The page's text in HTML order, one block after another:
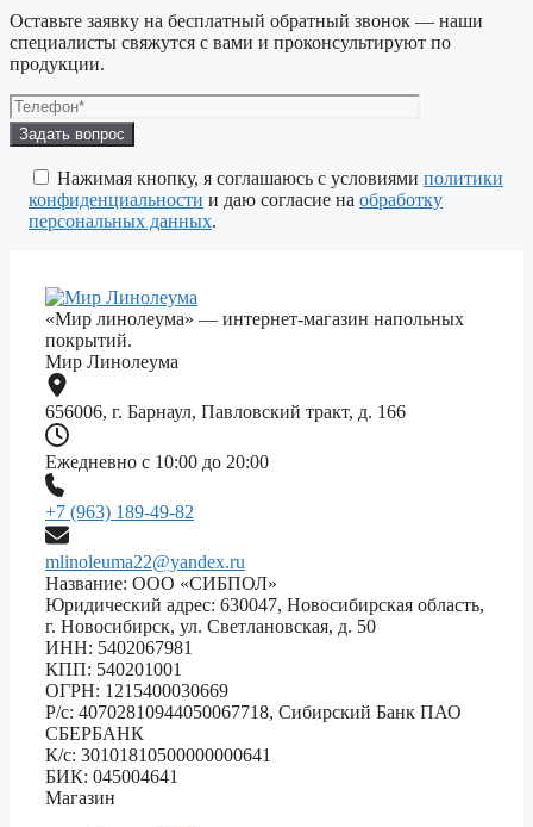
Оставьте заявку на бесплатный обратный звонок — наши
специалисты свяжутся с вами и проконсультируют по
продукции.
Оставьте
это
поле
пустым.
Нажимая кнопку, я соглашаюсь с условиями политики
конфиденциальности и даю согласие на обработку
персональных данных.
«Мир линолеума» — интернет-магазин напольных
покрытий.
Мир Линолеума
656006, г. Барнаул, Павловский тракт, д. 166
Ежедневно с 10:00 до 20:00
+7 (963) 189-49-82
mlinoleuma22@yandex.ru
Название: ООО «СИБПОЛ»
Юридический адрес: 630047, Новосибирская область,
г. Новосибирск, ул. Светлановская, д. 50
ИНН: 5402067981
КПП: 540201001
ОГРН: 1215400030669
Р/с: 40702810944050067718, Сибирский Банк ПАО
СБЕРБАНК
К/с: 30101810500000000641
БИК: 045004641
Магазин